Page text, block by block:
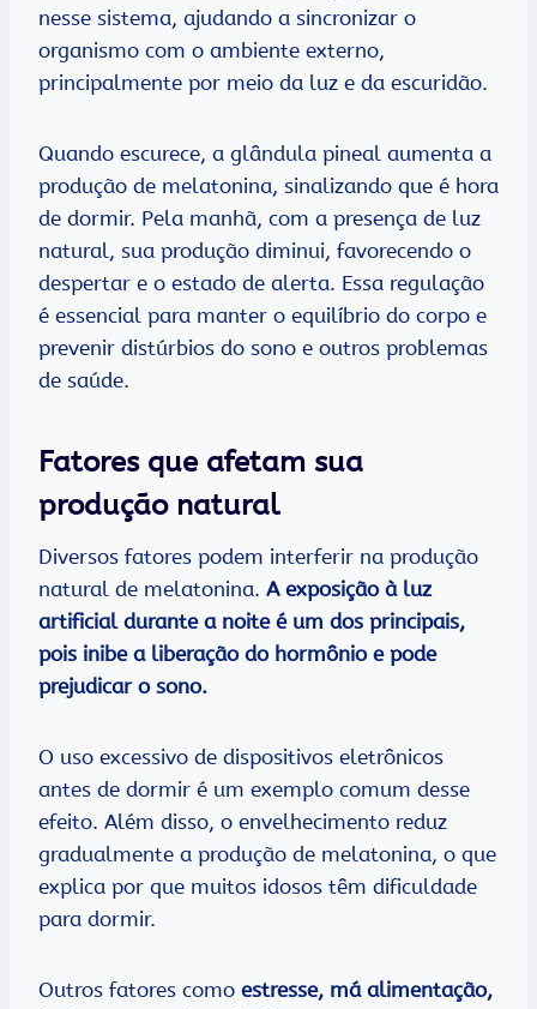
nesse sistema, ajudando a sincronizar o
organismo com o ambiente externo,
principalmente por meio da luz e da escuridão.
Quando escurece, a glândula pineal aumenta a
produção de melatonina, sinalizando que é hora
de dormir. Pela manhã, com a presença de luz
natural, sua produção diminui, favorecendo o
despertar e o estado de alerta. Essa regulação
é essencial para manter o equilíbrio do corpo e
prevenir distúrbios do sono e outros problemas
de saúde.
Fatores que afetam sua
produção natural
Diversos fatores podem interferir na produção
natural de melatonina. A exposição à luz
artificial durante a noite é um dos principais,
pois inibe a liberação do hormônio e pode
prejudicar o sono.
O uso excessivo de dispositivos eletrônicos
antes de dormir é um exemplo comum desse
efeito. Além disso, o envelhecimento reduz
gradualmente a produção de melatonina, o que
explica por que muitos idosos têm dificuldade
para dormir.
Outros fatores como estresse, má alimentação,